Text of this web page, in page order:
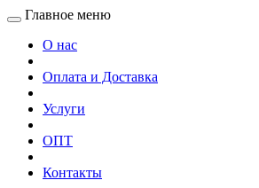
Главное меню
О нас
Оплата и Доставка
Услуги
ОПТ
Контакты